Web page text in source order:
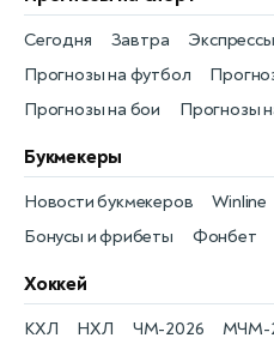
Прогнозы на футбол
Сегодня
Завтра
Прогнозы на бои
Экспрессы
Прогнозы
Букмекеры
Бонусы и фрибеты
Новости букмекеров
Фонбет
Winline
Хоккей
КХЛ
НХЛ
ЧМ-2026
МЧМ-